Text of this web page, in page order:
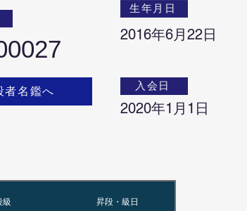
者名鑑へ
生年月日
2016年6月22日
入会日
2020年1月1日
級 昇段・級日